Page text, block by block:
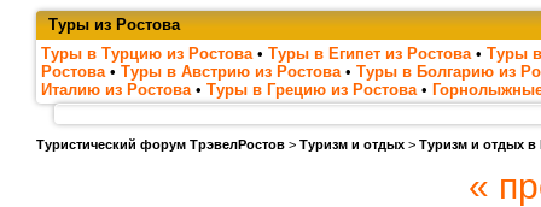
Туры из Ростова
Туры в Турцию из Ростова • Туры в Египет из Ростова • Туры
Ростова • Туры в Австрию из Ростова • Туры в Болгарию из
Италию из Ростова • Туры в Грецию из Ростова •
Туристический форум ТрэвелРостов > Туризм и отдых > Туризм и отдых в
«